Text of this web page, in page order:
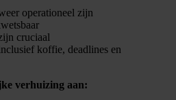
operationeel zijn
cruciaal
koffie, deadlines en
verhuizing aan: